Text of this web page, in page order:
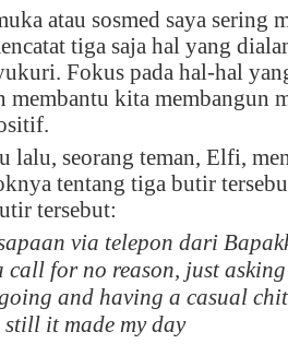
atau sosmed saya sering
tiga saja hal yang
Fokus pada hal-hal
membantu kita membangun
lalu, seorang teman, Elfi,
tentang tiga butir
tersebut:
via telepon dari
call for no reason, just asking
and having a casual
it made my day